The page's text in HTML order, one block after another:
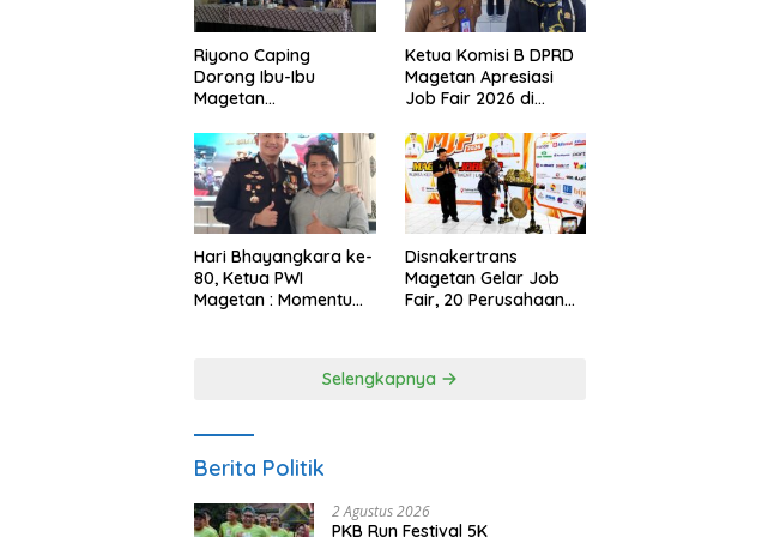
Riyono Caping
Dorong Ibu-Ibu
Magetan
Ikan, Perkuat Budaya
Gemar Makan Ikan
Ketua Komisi B DPRD
Magetan Apresiasi
Job Fair 2026 di
Anggaran
Hari Bhayangkara ke-
80, Ketua PWI
Magetan : Momentum
Disnakertrans
Magetan Gelar Job
Fair, 20 Perusahaan
Selengkapnya
Berita Politik
2 Agustus 2026
PKB Run Festival 5K